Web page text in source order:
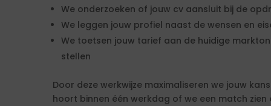
We onderzoeken of jouw cv aansluit bij de
We leggen jouw profiel naast de wensen en
We toetsen jouw tarief aan de huidige
stellen
Door deze werkwijze maximaliseren we jouw
hoort binnen één werkdag of we een match